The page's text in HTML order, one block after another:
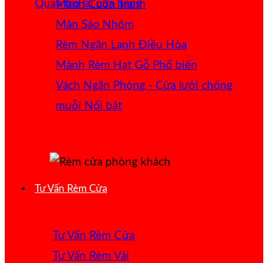
Quay trở lại cửa hàng
Mành Cuốn Tranh
Màn Sáo Nhôm
Rèm Ngăn Lạnh Điều Hòa
Mành Rèm Hạt Gỗ
Vách Ngăn Phòng - Cửa lưới chống
muỗi
Tư Vấn Rèm Cửa
Tư Vấn Rèm Cửa
Tư Vấn Rèm Vải